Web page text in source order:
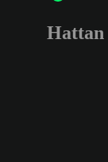
Hattan